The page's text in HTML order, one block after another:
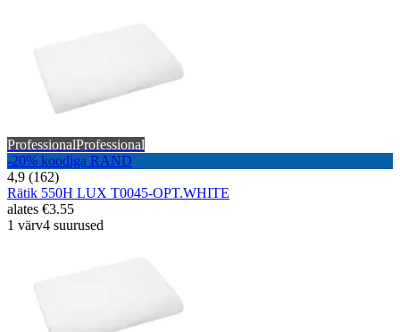
ProfessionalProfessional
-20% koodiga RAND
4,9 (162)
Rätik 550H LUX T0045-OPT.WHITE
alates €3.55
1 värv4 suurused